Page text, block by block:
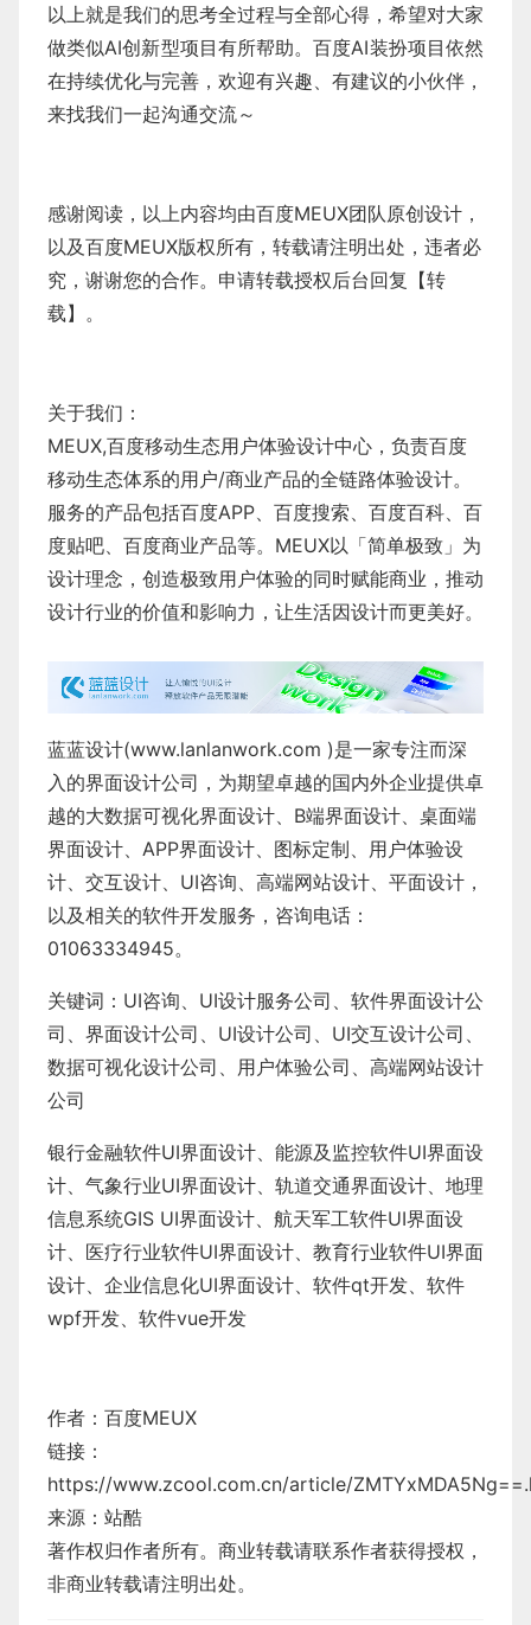
以上就是我们的思考全过程与全部心得，希望对大家
做类似AI创新型项目有所帮助。百度AI装扮项目依然
在持续优化与完善，欢迎有兴趣、有建议的小伙伴，
来找我们一起沟通交流～
感谢阅读，以上内容均由百度MEUX团队原创设计，
以及百度MEUX版权所有，转载请注明出处，违者必
究，谢谢您的合作。申请转载授权后台回复【转
载】。
关于我们：
MEUX,百度移动生态用户体验设计中心，负责百度
移动生态体系的用户/商业产品的全链路体验设计。
服务的产品包括百度APP、百度搜索、百度百科、百
度贴吧、百度商业产品等。MEUX以「简单极致」为
设计理念，创造极致用户体验的同时赋能商业，推动
设计行业的价值和影响力，让生活因设计而更美好。
蓝蓝设计(www.lanlanwork.com )是一家专注而深
入的界面设计公司，为期望卓越的国内外企业提供卓
越的大数据可视化界面设计 B端界面设计
桌面端
界面设计
APP界面设计 图标定制
用户体验设
计
交互设计 UI咨询 高端网站设计 平面设计 ，
以及相关的软件开发服务，咨询电话：
01063334945。
关键词： UI咨询 UI设计服务公司
软件界面设计公
司、界面设计公司、 UI设计公司 UI交互设计公司
数据可视化设计公司
用户体验公司
高端网站设计
公司
银行金融软件UI界面设计 能源及监控软件UI界面设
计
气象行业UI界面设计 轨道交通界面设计
地理
信息系统GIS UI界面设计 航天军工软件UI界面设
计
医疗行业软件UI界面设计 教育行业软件UI界面
设计
企业信息化UI界面设计、 软件qt开发
软件
wpf开发
软件vue开发
作者：百度MEUX
链接：
https://www.zcool.com.cn/article/
来源：站酷
著作权归作者所有。商业转载请联系作者获得授权，
非商业转载请注明出处。